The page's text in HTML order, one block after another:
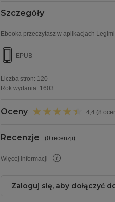
Szczegóły
Ebooka przeczytasz w aplikacjach
EPUB
Liczba stron: 120
Rok wydania: 1603
Oceny 4,4 (8
Recenzje (0 recenzji)
Więcej informacji
Zaloguj się, aby dołączyć